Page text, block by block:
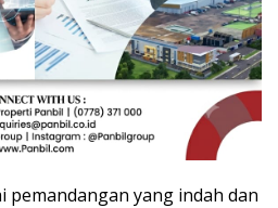
pemandangan yang indah dan